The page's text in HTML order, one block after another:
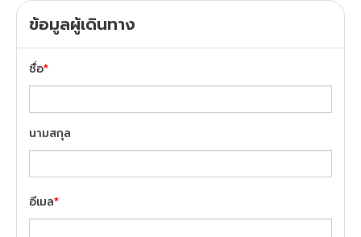
ข้อมูลผู้เดินทาง
ชื่อ*
นามสกุล
อีเมล*